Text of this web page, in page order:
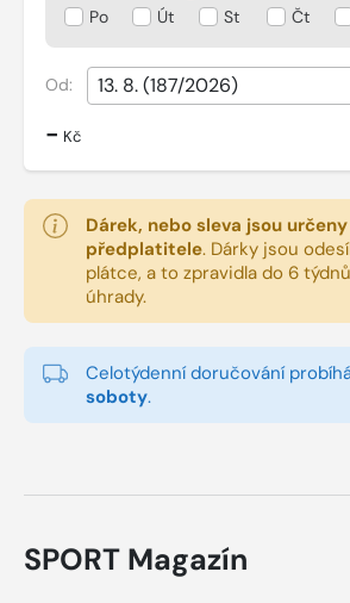
Po
Út St Čt
Od:
- Kč
Dárek, nebo sleva jsou
předplatitele. Dárky jsou
plátce, a to zpravidla do 6
úhrady.
Celotýdenní doručování
soboty.
SPORT Magazín